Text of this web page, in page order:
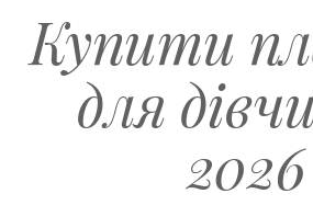
Купити
для
2026